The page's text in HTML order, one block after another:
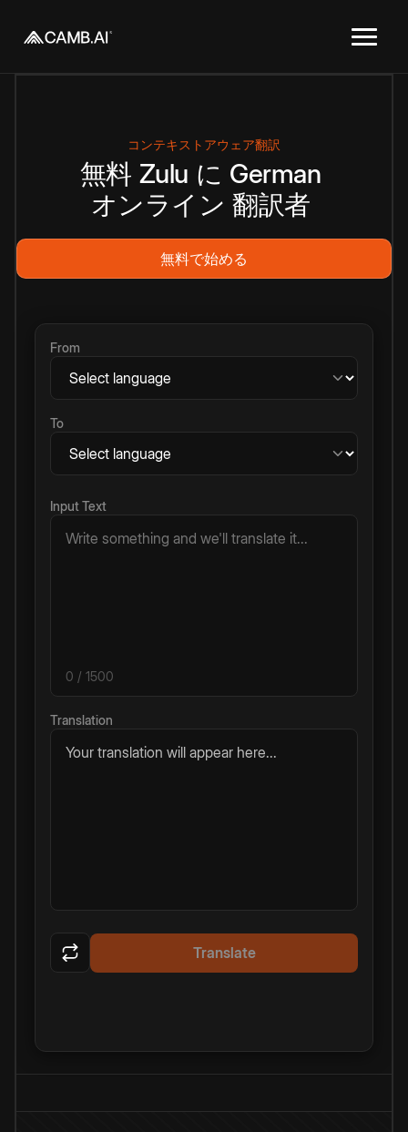
コンテキストアウェア翻訳
無料 Zulu に German
オンライン 翻訳者
無料で始める
From
To
Input Text
0 / 1500
Translation
Your translation will appear here...
Translate